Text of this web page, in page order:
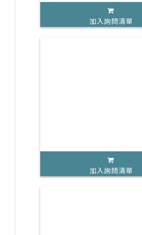
加入詢問清單
加入詢問清單